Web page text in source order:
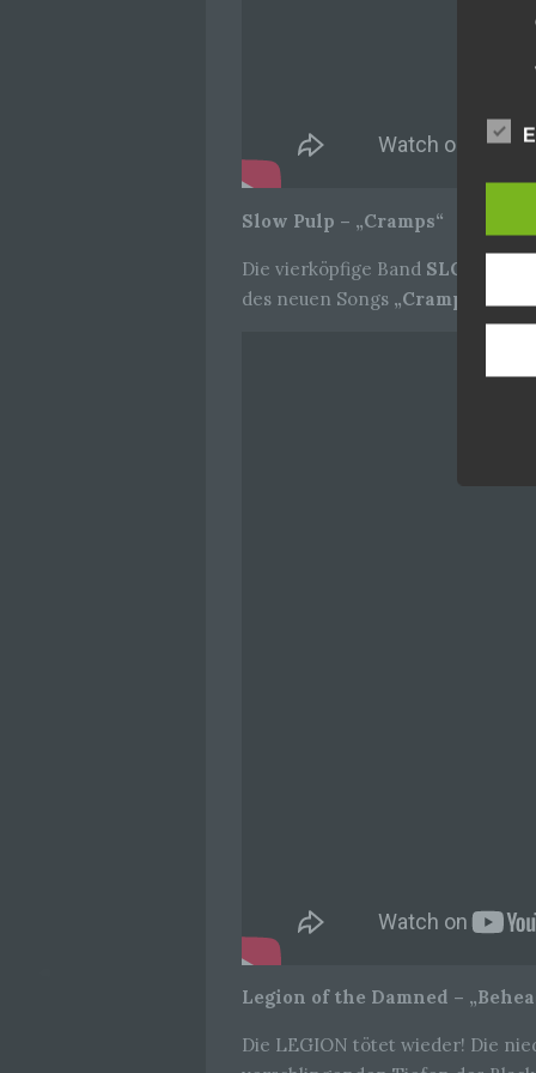
Slow Pulp – „Cramps“
Die vierköpfige Band SLOW PULP
des neuen Songs „Cramps“
Legion of the Damned –
Die LEGION tötet wieder! Die